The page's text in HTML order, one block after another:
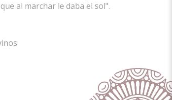
al marchar le daba el sol".